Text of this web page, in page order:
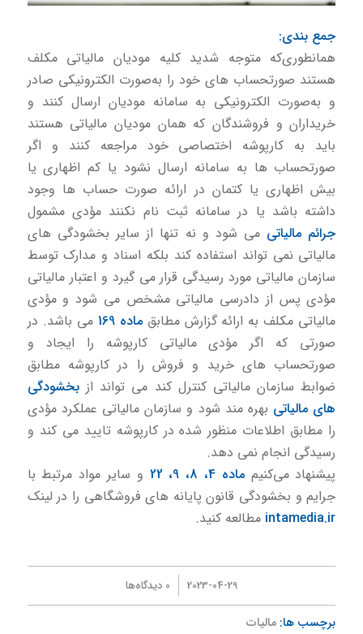
جمع بندی:
همانطوری‌كه متوجه شدید کلیه مودیان مالیاتی مكلف
هستند صورتحساب های خود را به‌صورت الكترونیكی صادر
و به‌صورت الكترونیكی به سامانه مودیان ارسال كنند و
خریداران و فروشندگان كه همان مودیان مالیاتی هستند
باید به کارپوشه اختصاصی خود مراجعه كنند و اگر
صورتحساب ها به سامانه ارسال نشود یا کم اظهاری یا
بیش اظهاری یا کتمان در ارائه صورت حساب ها وجود
داشته باشد یا در سامانه ثبت نام نكنند مؤدی مشمول
جرائم مالیاتی می شود و نه تنها از سایر بخشودگی های
مالیاتی نمی تواند استفاده كند بلكه اسناد و مدارک توسط
سازمان مالیاتی مورد رسیدگی قرار می گیرد و اعتبار مالیاتی
مؤدی پس از دادرسی مالیاتی مشخص می شود و مؤدی
مالیاتی مکلف به ارائه گزارش مطابقماده 169
می باشد. در
صورتی كه اگر مؤدی مالیاتی کارپوشه را ایجاد و
صورتحساب های خرید و فروش را در كارپوشه مطابق
ضوابط سازمان مالیاتی كنترل كند می تواند ازبخشودگی
های مالیاتی بهره مند شود و سازمان مالیاتی عملكرد مؤدی
را مطابق اطلاعات منظور شده در كارپوشه تایید می كند و
رسیدگی انجام نمی دهد.
پیشنهاد می‌كنیمماده 4، 8، 9، 22
و سایر مواد مرتبط با
جرایم و بخشودگی قانون پایانه های فروشگاهی را در لینک
intamedia.ir مطالعه كنید.
2023-04-29
/ 0 دیدگاه‌ها
برچسب ها: مالیات